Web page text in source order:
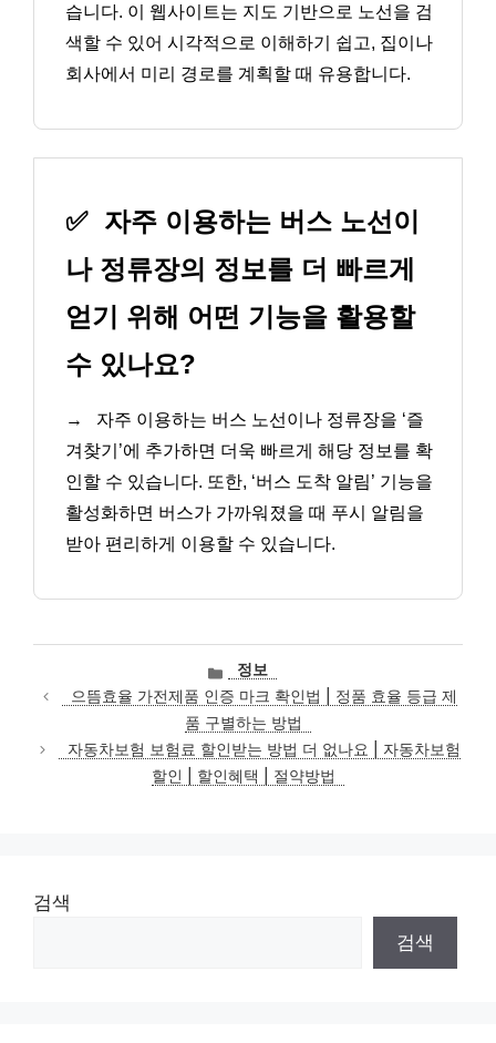
습니다. 이 웹사이트는 지도 기반으로 노선을 검
색할 수 있어 시각적으로 이해하기 쉽고, 집이나
회사에서 미리 경로를 계획할 때 유용합니다.
✅ 자주 이용하는 버스 노선이
나 정류장의 정보를 더 빠르게
얻기 위해 어떤 기능을 활용할
수 있나요?
→
자주 이용하는 버스 노선이나 정류장을 ‘즐
겨찾기’에 추가하면 더욱 빠르게 해당 정보를 확
인할 수 있습니다. 또한, ‘버스 도착 알림’ 기능을
활성화하면 버스가 가까워졌을 때 푸시 알림을
받아 편리하게 이용할 수 있습니다.
카
테
고
리
정보
으뜸효율 가전제품 인증 마크 확인법 | 정품 효율 등급 제
품 구별하는 방법
자동차보험 보험료 할인받는 방법 더 없나요 | 자동차보험
할인 | 할인혜택 | 절약방법
검색
검색